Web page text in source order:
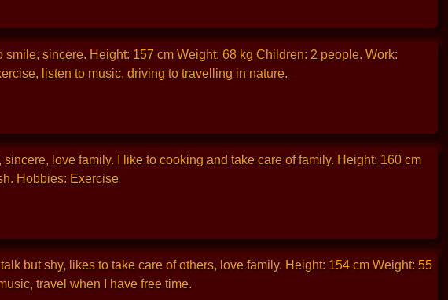
sincere. Height: 157 cm Weight: 68 kg Children: 2 people. Work:
listen to music, driving to travelling in nature.
love family. I like to cooking and take care of family. Height: 160 cm
Hobbies: Exercise
but shy, likes to take care of others, love family. Height: 154 cm Weight: 55
travel when I have free time.